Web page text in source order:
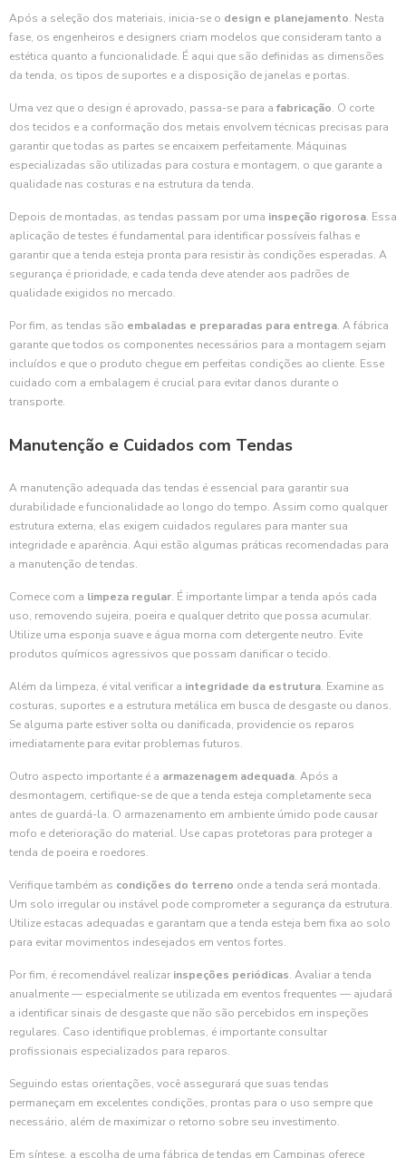
Após a seleção dos materiais, inicia-se o design e planejamento. Nesta
fase, os engenheiros e designers criam modelos que consideram tanto a
estética quanto a funcionalidade. É aqui que são definidas as dimensões
da tenda, os tipos de suportes e a disposição de janelas e portas.
Uma vez que o design é aprovado, passa-se para a fabricação. O corte
dos tecidos e a conformação dos metais envolvem técnicas precisas para
garantir que todas as partes se encaixem perfeitamente. Máquinas
especializadas são utilizadas para costura e montagem, o que garante a
qualidade nas costuras e na estrutura da tenda.
Depois de montadas, as tendas passam por uma inspeção rigorosa. Essa
aplicação de testes é fundamental para identificar possíveis falhas e
garantir que a tenda esteja pronta para resistir às condições esperadas. A
segurança é prioridade, e cada tenda deve atender aos padrões de
qualidade exigidos no mercado.
Por fim, as tendas são embaladas e preparadas para entrega. A fábrica
garante que todos os componentes necessários para a montagem sejam
incluídos e que o produto chegue em perfeitas condições ao cliente. Esse
cuidado com a embalagem é crucial para evitar danos durante o
transporte.
Manutenção e Cuidados com Tendas
A manutenção adequada das tendas é essencial para garantir sua
durabilidade e funcionalidade ao longo do tempo. Assim como qualquer
estrutura externa, elas exigem cuidados regulares para manter sua
integridade e aparência. Aqui estão algumas práticas recomendadas para
a manutenção de tendas.
Comece com a limpeza regular. É importante limpar a tenda após cada
uso, removendo sujeira, poeira e qualquer detrito que possa acumular.
Utilize uma esponja suave e água morna com detergente neutro. Evite
produtos químicos agressivos que possam danificar o tecido.
Além da limpeza, é vital verificar a integridade da estrutura. Examine as
costuras, suportes e a estrutura metálica em busca de desgaste ou danos.
Se alguma parte estiver solta ou danificada, providencie os reparos
imediatamente para evitar problemas futuros.
Outro aspecto importante é a armazenagem adequada. Após a
desmontagem, certifique-se de que a tenda esteja completamente seca
antes de guardá-la. O armazenamento em ambiente úmido pode causar
mofo e deterioração do material. Use capas protetoras para proteger a
tenda de poeira e roedores.
Verifique também as condições do terreno onde a tenda será montada.
Um solo irregular ou instável pode comprometer a segurança da estrutura.
Utilize estacas adequadas e garantam que a tenda esteja bem fixa ao solo
para evitar movimentos indesejados em ventos fortes.
Por fim, é recomendável realizar inspeções periódicas. Avaliar a tenda
anualmente — especialmente se utilizada em eventos frequentes — ajudará
a identificar sinais de desgaste que não são percebidos em inspeções
regulares. Caso identifique problemas, é importante consultar
profissionais especializados para reparos.
Seguindo estas orientações, você assegurará que suas tendas
permaneçam em excelentes condições, prontas para o uso sempre que
necessário, além de maximizar o retorno sobre seu investimento.
Em síntese, a escolha de uma fábrica de tendas em Campinas oferece